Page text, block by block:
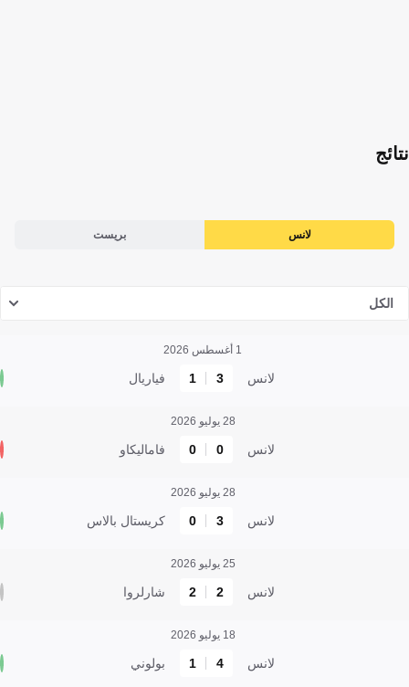
نتائج
لانس بريست
الكل
1 أغسطس 2026
لانس 3
1 فياريال
28 يوليو 2026
لانس 0
0 فاماليكاو
28 يوليو 2026
لانس 3
0 كريستال بالاس
25 يوليو 2026
لانس 2
2 شارلروا
18 يوليو 2026
لانس 4
1 بولوني